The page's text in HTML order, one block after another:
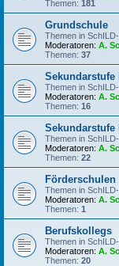
Themen: 181
Grundschule
Themen in
Moderatoren: A.
Themen: 37
Sekundarstufe I
Themen in
Moderatoren: A.
Themen: 16
Sekundarstufe II
Themen in
Moderatoren: A.
Themen: 22
Förderschulen
Themen in
Moderatoren: A.
Themen: 1
Berufskollegs
Themen in
Moderatoren: A.
Themen: 20